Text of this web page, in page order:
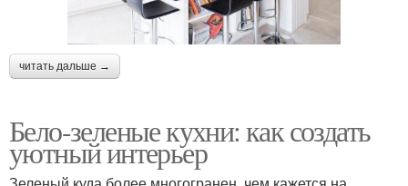
читать дальше →
Бело-зеленые кухни: как создать
уютный интерьер